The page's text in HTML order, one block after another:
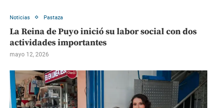
Noticias Pastaza
La Reina de Puyo inició su labor social con dos
actividades importantes
mayo 12, 2026